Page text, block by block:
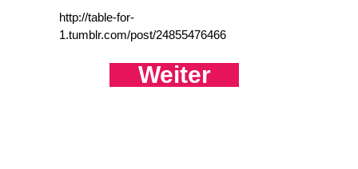
http://table-for-
1.tumblr.com/post/24855476466
Weiter